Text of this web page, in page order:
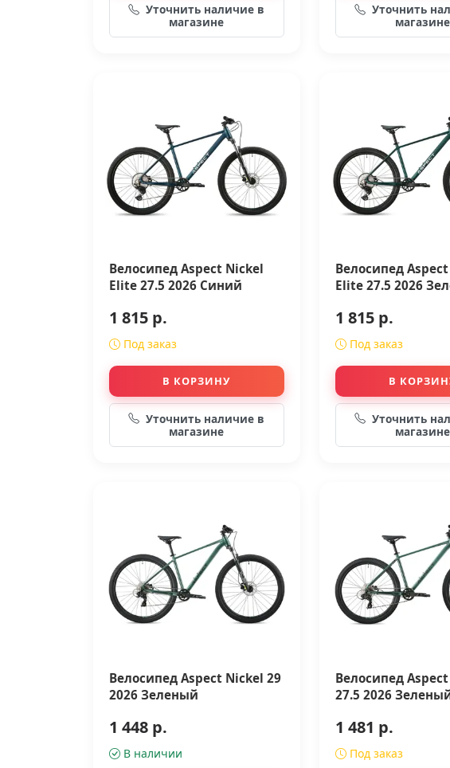
Уточнить наличие в
магазине
Уточнить
магазине
Велосипед Aspect Nickel
Elite 27.5 2026 Синий
1 815 р.
Под заказ
В КОРЗИНУ
Уточнить наличие в
магазине
Велосипед
Elite 27.5 2026
1 815 р.
Под заказ
В
Уточнить
магазине
Велосипед Aspect Nickel 29
2026 Зеленый
1 448 р.
В наличии
Велосипед
27.5 2026
1 481 р.
Под заказ